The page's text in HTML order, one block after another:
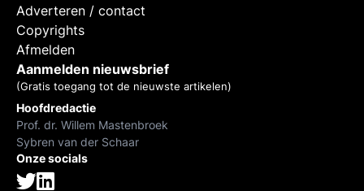
Adverteren / contact
Copyrights
Afmelden
Aanmelden nieuwsbrief
(Gratis toegang tot de nieuwste artikelen)
Hoofdredactie
Prof. dr. Willem Mastenbroek
Sybren van der Schaar
Onze socials